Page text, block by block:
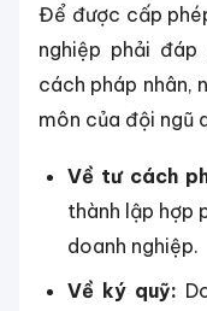
Để được cấp
nghiệp phải
cách pháp nhân,
môn của đội ngũ
Về tư cách
thành lập hợp
doanh nghiệp.
Về ký quỹ: